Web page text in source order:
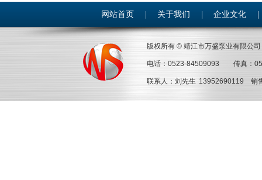
网站首页 关于我们 企业文化
版权所有 © 靖江市万盛泵业有限公
电话：0523-84509093 传真：
联系人：刘先生 13952690119 销